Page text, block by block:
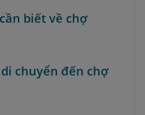
biết về chợ
chuyển đến chợ